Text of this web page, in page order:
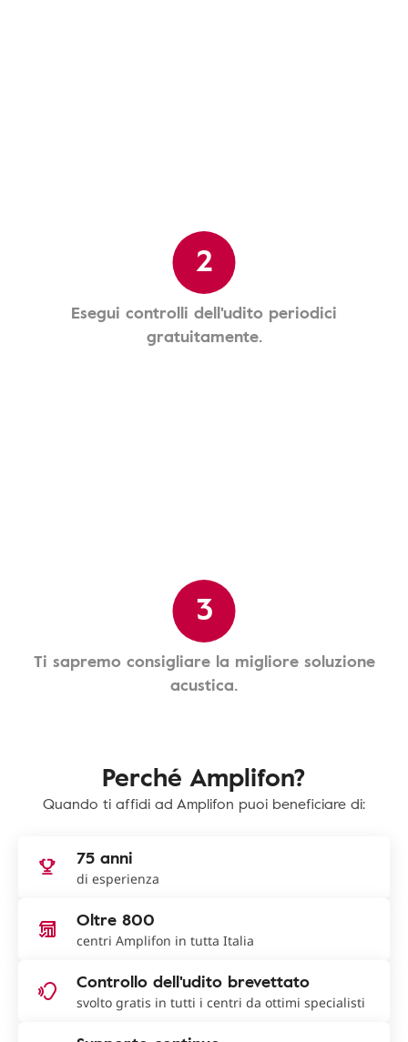
2
Esegui controlli dell'udito periodici
gratuitamente.
3
Ti sapremo consigliare la migliore soluzione
acustica.
Perché Amplifon?
Quando ti affidi ad Amplifon puoi beneficiare di:
75 anni
di esperienza
Oltre 800
centri Amplifon in tutta Italia
Controllo dell'udito brevettato
svolto gratis in tutti i centri da ottimi specialisti